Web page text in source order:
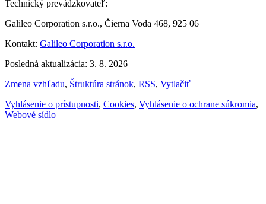
Technický prevádzkovateľ:
Galileo Corporation s.r.o., Čierna Voda 468, 925 06
Kontakt: Galileo Corporation s.r.o.
Posledná aktualizácia: 3. 8. 2026
Zmena vzhľadu, Štruktúra stránok, RSS, Vytlačiť
Vyhlásenie o prístupnosti, Cookies, Vyhlásenie o ochrane súkromia,
Webové sídlo